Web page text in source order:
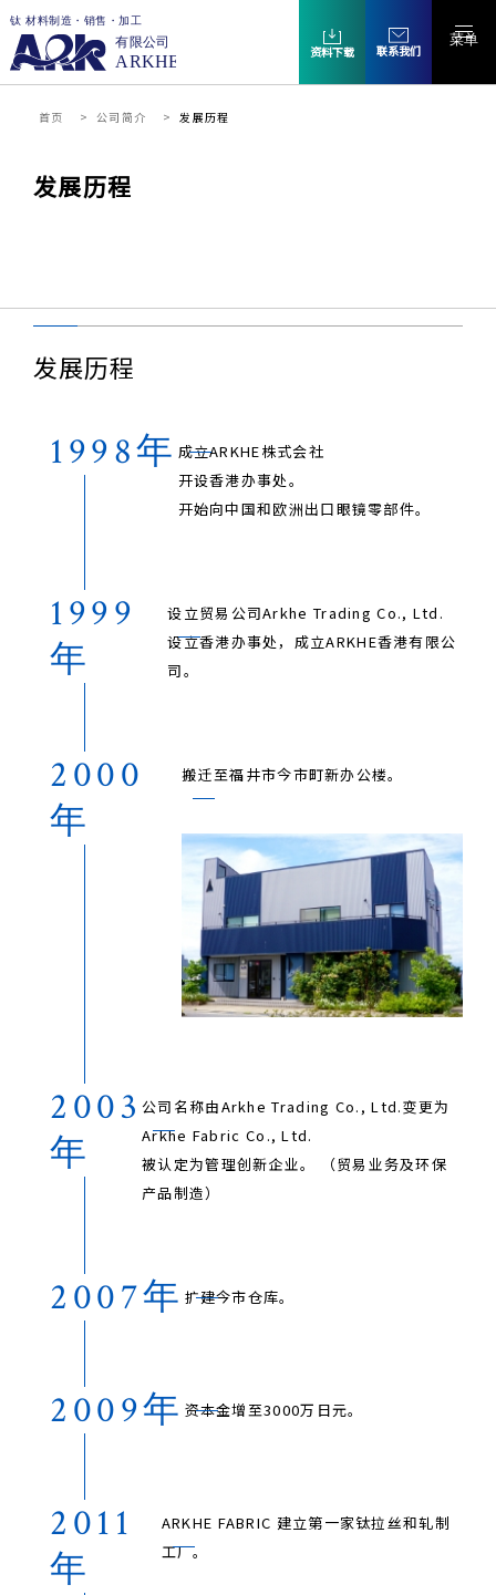
资料下载 联系我们
菜单
首页 公司简介 发展历程
发展历程
发展历程
1998年 成立ARKHE株式会社
开设香港办事处。
开始向中国和欧洲出口眼镜零部件。
1999
年
设立贸易公司Arkhe Trading Co., Ltd.
设立香港办事处，成立ARKHE香港有限公
司。
2000
年
搬迁至福井市今市町新办公楼。
2003
年
公司名称由Arkhe Trading Co., Ltd.变更为
Arkhe Fabric Co., Ltd.
被认定为管理创新企业。 （贸易业务及环保
产品制造）
2007年 扩建今市仓库。
2009年 资本金增至3000万日元。
2011
年
ARKHE FABRIC 建立第一家钛拉丝和轧制
工厂。